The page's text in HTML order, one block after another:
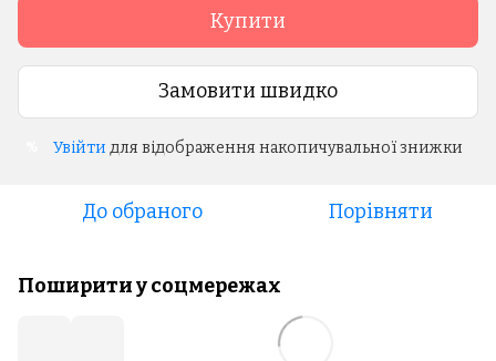
Купити
Замовити швидко
Увійти для відображення накопичувальної знижки
До обраного Порівняти
Поширити у соцмережах